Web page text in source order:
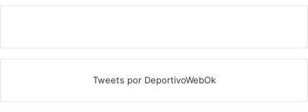
Tweets por DeportivoWebOk